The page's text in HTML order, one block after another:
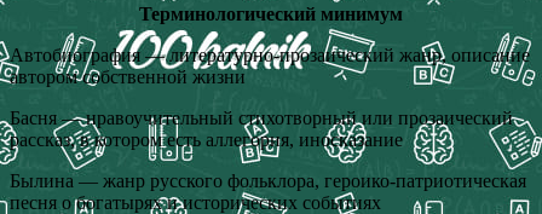
Терминологический минимум
Автобиография — литературно-прозаический жанр, описание
автором собственной жизни
Басня — нравоучительный стихотворный или прозаический
рассказ, в котором есть аллегория, иносказание
Былина — жанр русского фольклора, героико-патриотическая
песня о богатырях и исторических событиях